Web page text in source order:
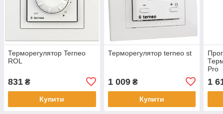
Терморегулятор Terneo
ROL
831 ₴
Купити
Терморегулятор terneo st
1 009₴
Купити
Pro
1